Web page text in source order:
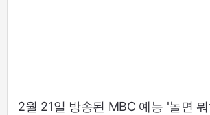
2월 21일 방송된 MBC 예능 '놀면